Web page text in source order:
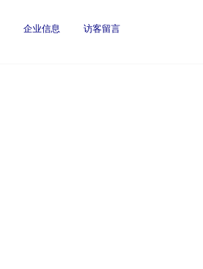
企业信息 访客留言